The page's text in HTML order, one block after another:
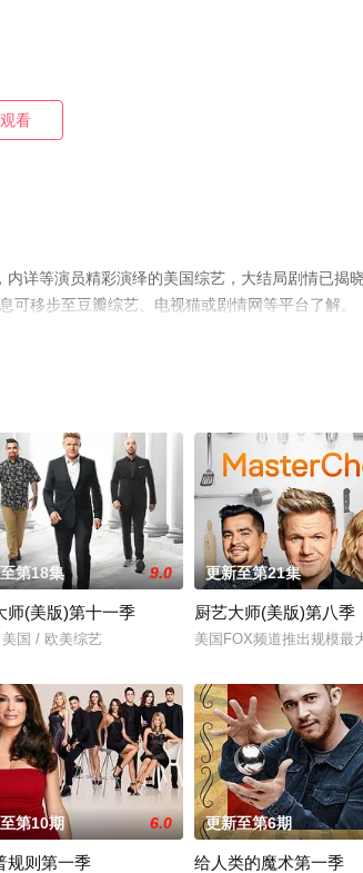
看
详等演员精彩演绎的美国综艺，大结局剧情已揭
移步至豆瓣综艺、电视猫或剧情网等平台了解。
来自全国各地的参赛者，
隆·桑切斯
第18集 9.0
师(美版)第十一季
国 / 欧美综艺
更新至第21集
厨艺大师(美版)第八季
美国FOX频道推出规模最
第10期 6.0
规则第一季
更新至第6期
给人类的魔术第一季